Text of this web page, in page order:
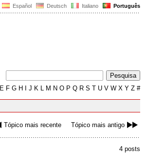
Español Deutsch Italiano Português
E F G H J K L M N O P Q R S T U V W X Y Z #
Tópico mais recente Tópico mais antigo
4 posts